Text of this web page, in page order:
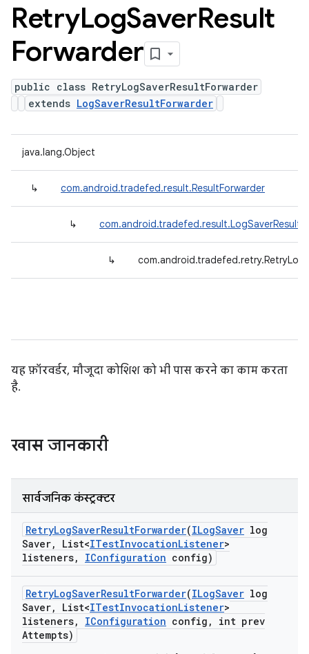
RetryLogSaverResult
Forwarder
public class RetryLogSaverResultForwarder
extends LogSaverResultForwarder
java.lang.Object
↳ com.android.tradefed.result.ResultForwarder
↳
↳
यह फ़ॉरवर्डर, मौजूदा कोशिश को भी पास करने का काम करता
है.
खास जानकारी
सार्वजनिक कंस्ट्रक्टर
RetryLogSaverResultForwarder(ILogSaver log
Saver, List<ITestInvocationListener>
listeners, IConfiguration config)
RetryLogSaverResultForwarder(ILogSaver log
Saver, List<ITestInvocationListener>
listeners, IConfiguration config ,
int prev
Attempts)